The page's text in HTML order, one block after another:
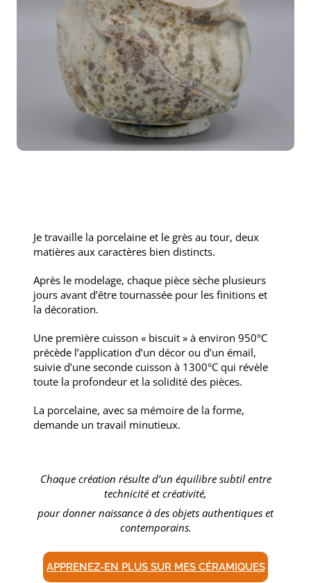
Je travaille la porcelaine et le grès au tour, deux
matières aux caractères bien distincts.
Après le modelage, chaque pièce sèche plusieurs
jours avant d’être tournassée pour les finitions et
la décoration.
Une première cuisson « biscuit » à environ 950°C
précède l’application d’un décor ou d’un émail,
suivie d’une seconde cuisson à 1300°C qui révèle
toute la profondeur et la solidité des pièces.
La porcelaine, avec sa mémoire de la forme,
demande un travail minutieux.
Chaque création résulte d’un équilibre subtil entre
technicité et créativité,
pour donner naissance à des objets authentiques et
contemporains.
APPRENEZ-EN PLUS SUR MES CÉRAMIQUES